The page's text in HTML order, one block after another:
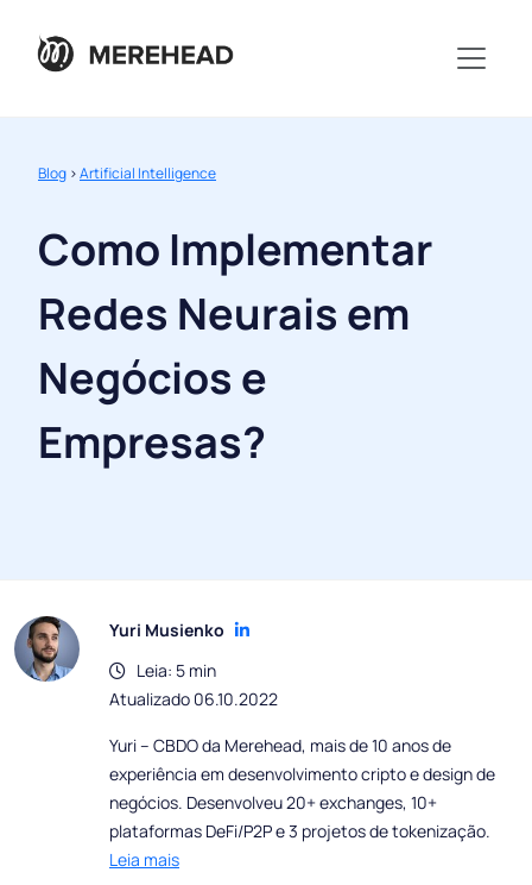
Blog >Artificial Intelligence
Como Implementar
Redes Neurais em
Negócios e
Empresas?
Yuri Musienko
Leia: 5 min
Atualizado 06.10.2022
Yuri – CBDO da Merehead, mais de 10 anos de
experiência em desenvolvimento cripto e design de
negócios. Desenvolveu 20+ exchanges, 10+
plataformas DeFi/P2P e 3 projetos de tokenização.
Leia mais